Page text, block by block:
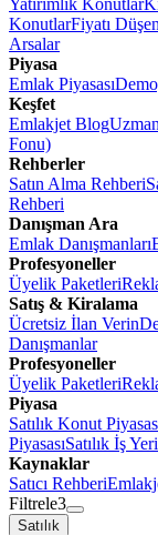
Yatırımlık Konutlar
KonutlarFiyatı
Arsalar
Piyasa
Emlak Piyasası
Keşfet
Emlakjet Blog
Fonu)
Rehberler
Satın Alma Rehberi
Rehberi
Danışman Ara
Emlak Danışmanları
Profesyoneller
Üyelik Paketleri
Satış & Kiralama
Ücretsiz İlan Verin
Danışmanlar
Profesyoneller
Üyelik Paketleri
Piyasa
Satılık Konut
PiyasasıSatılık İş
Kaynaklar
Satıcı Rehberi
Filtrele3
Satılık